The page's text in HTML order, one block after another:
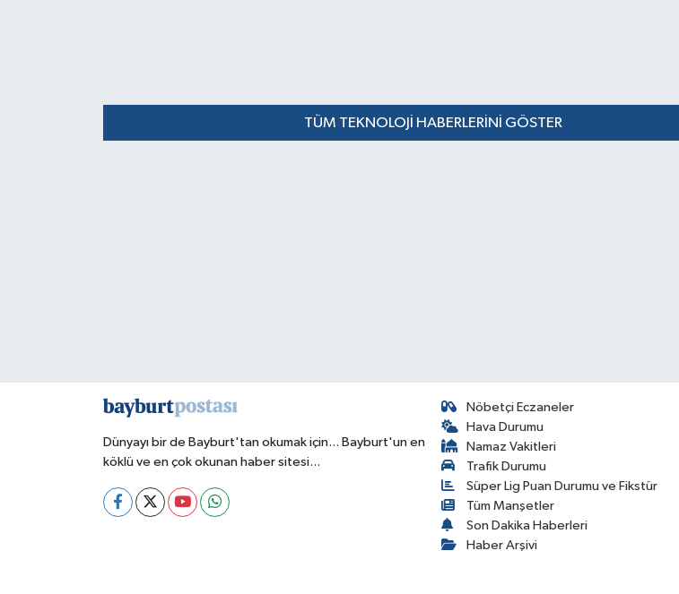
TÜM TEKNOLOJI HABERLERINI GÖSTER
Dünyayı bir de Bayburt'tan okumak için... Bayburt'un en
köklü ve en çok okunan haber sitesi...
Nöbetçi Eczaneler
Hava Durumu
Namaz Vakitleri
Trafik Durumu
Süper Lig Puan Durumu ve Fikstür
Tüm Manşetler
Son Dakika Haberleri
Haber Arşivi